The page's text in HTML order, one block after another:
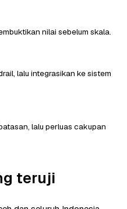
nilai sebelum skala.
lalu integrasikan ke sistem
lalu perluas cakupan
teruji